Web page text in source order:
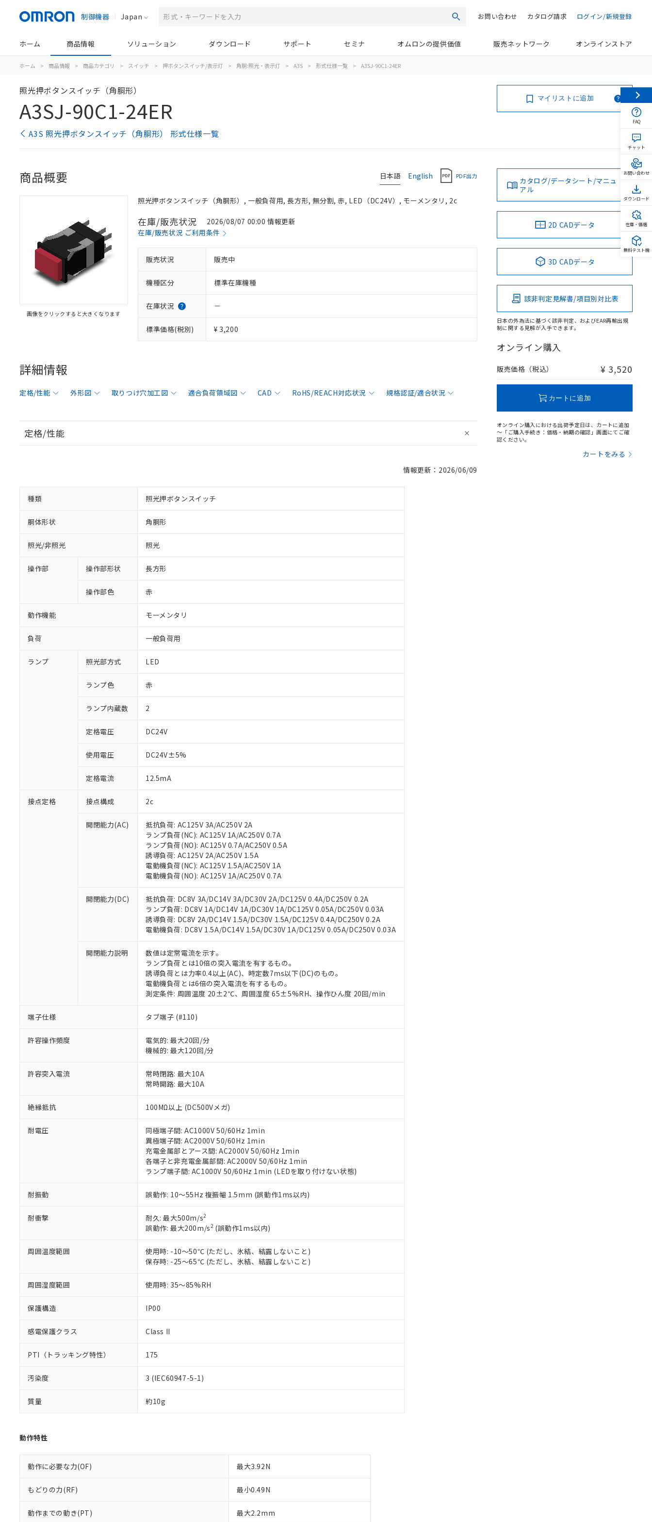
制御機器 Japan 検索 ログイン/新規登録
カタログ請求
お問い合わせ
ホーム 商品情報 ソリューション ダウンロード サポート セミナ オムロンの提供価値 販売ネットワーク オンラインストア
ホーム > 商品情報 > 商品カテゴリ > スイッチ > 押ボタンスイッチ/表示灯 > 角胴:照光・表示灯 > A3S > 形式仕様一覧 > A3SJ-90C1-24ER
照光押ボタンスイッチ（角胴形）
A3SJ-90C1-24ER
A3S 照光押ボタンスイッチ（角胴形） 形式仕様一覧
マイリストに追加
日本語 English PDF出力
商品概要
画像をクリックすると大きくなります
照光押ボタンスイッチ（角胴形）, 一般負荷用, 長方形, 無分割, 赤, LED（DC24V）, モーメンタリ, 2c
在庫/販売状況
2026/08/07 00:00 情報更新
在庫/販売状況 ご利用条件
販売状況 販売中
機種区分 標準在庫機種
在庫状況 －
標準価格(税別) ¥ 3,200
詳細情報
定格/性能 外形図 取りつけ穴加工図 適合負荷領域図 CAD RoHS/REACH対応状況 規格認証/適合状況
定格/性能
情報更新：2026/06/09
種類 照光押ボタンスイッチ
胴体形状 角胴形
照光/非照光 照光
操作部 操作部形状 長方形
操作部色 赤
動作機能 モーメンタリ
負荷 一般負荷用
ランプ 照光部方式 LED
ランプ色 赤
ランプ内蔵数 2
定格電圧 DC24V
使用電圧 DC24V±5%
定格電流 12.5mA
接点定格 接点構成 2c
開閉能力(AC)
抵抗負荷: AC125V 3A/AC250V 2A
ランプ負荷(NC): AC125V 1A/AC250V 0.7A
ランプ負荷(NO): AC125V 0.7A/AC250V 0.5A
誘導負荷: AC125V 2A/AC250V 1.5A
電動機負荷(NC): AC125V 1.5A/AC250V 1A
電動機負荷(NO): AC125V 1A/AC250V 0.7A
開閉能力(DC)
抵抗負荷: DC8V 3A/DC14V 3A/DC30V 2A/DC125V 0.4A/DC250V 0.2A
ランプ負荷: DC8V 1A/DC14V 1A/DC30V 1A/DC125V 0.05A/DC250V 0.03A
誘導負荷: DC8V 2A/DC14V 1.5A/DC30V 1.5A/DC125V 0.4A/DC250V 0.2A
電動機負荷: DC8V 1.5A/DC14V 1.5A/DC30V 1A/DC125V 0.05A/DC250V 0.03A
開閉能力説明
数値は定常電流を示す。
ランプ負荷とは10倍の突入電流を有するもの。
誘導負荷とは力率0.4以上(AC)、時定数7ms以下(DC)のもの。
電動機負荷とは6倍の突入電流を有するもの。
測定条件: 周囲温度 20±2℃、周囲湿度 65±5%RH、操作ひん度 20回/min
端子仕様 タブ端子 (#110)
許容操作頻度
電気的: 最大20回/分
機械的: 最大120回/分
許容突入電流
常時閉路: 最大10A
常時開路: 最大10A
絶縁抵抗 100MΩ以上 (DC500Vメガ)
耐電圧
同極端子間: AC1000V 50/60Hz 1min
異極端子間: AC2000V 50/60Hz 1min
充電金属部とアース間: AC2000V 50/60Hz 1min
各端子と非充電金属部間: AC2000V 50/60Hz 1min
ランプ端子間: AC1000V 50/60Hz 1min (LEDを取り付けない状態)
耐振動 誤動作: 10～55Hz 複振幅 1.5mm (誤動作1ms以内)
耐衝撃 耐久: 最大500m/s2
誤動作: 最大200m/s2(誤動作1ms以内)
周囲温度範囲
使用時: -10～50℃ (ただし、氷結、結露しないこと)
保存時: -25～65℃ (ただし、氷結、結露しないこと)
周囲湿度範囲 使用時: 35～85%RH
保護構造 IP00
感電保護クラス Class II
PTI（トラッキング特性） 175
汚染度 3 (IEC60947-5-1)
質量 約10g
動作特性
動作に必要な力(OF) 最大3.92N
もどりの力(RF) 最小0.49N
動作までの動き(PT) 最大2.2mm
カタログ/データシート/マニュ
アル
2D CADデータ
3D CADデータ
該非判定見解書/項目別対比表
日本の外為法に基づく該非判定、およびEAR再輸出規
制に関する見解が入手できます。
オンライン購入
販売価格（税込） ¥ 3,520
カートに追加
オンライン購入における出荷予定日は、カートに追加
～「ご購入手続き：価格・納期の確認」画面にてご確
認ください。
カートをみる
ご利用条件
以下の条件をお読みいただき、同意のうえご利用ください。
本サービスは、当社制御機器事業取扱商品の当社在庫状況および標準価格(税抜)を提供させていただ
当社制御機器事業取扱商品の中には、本サービスの対象外となる商品もあることをご了承ください。
在庫状況および標準価格照会結果は、記載している更新日時点での社内データに基づき作成されるも
のであり、閲覧された時点での実際の在庫および標準価格とは異なる場合があることをご了承くださ
い。
正式な納期状況および標準価格はお客様のお取引先、またはお客様担当のオムロン制御機器販売店・
当社販売員にご相談ください。
オムロン制御機器販売店や当社販売拠点は「
す。
マイパーツ機能（部品リスト作成サービス）をご利用いただくには、I-Webメンバーズにご登録され
ている必要があります。
お客様が当ウェブサイト上で当社にご登録された部品リストについて、当社および当社の共同利用者
が、当社の製品・サービスに関するお客様との取引・商談に必要な範囲で利用することをご了承くだ
さい。
※当社の共同利用者とは、 "個人情報の共同利用に関して"
いる法人を指します。
※1 対応状況
対応済み：EU RoHS指令（10物質）の非含有に対応した製品が提供可能な商品です。
対応予定：EU RoHS指令（10物質）の非含有に対応した製品に切り替える予定のある商品です。
対応予定なし：EU RoHS指令（10物質）の非含有に非対応の商品で、対応品を出す予定はありません。
調査・確認中：EU RoHS指令（10物質）の非含有の対応状況を調査中または確認中の商品です。
非該当品：ライセンス料など無形物で、有害物質有無と関係のない商品です。
仕入先様の事情により、非含有部品としていたものが、含有品と判明した場合などやむを得ず変更すること
があります。
鉛(Pb) 1000ppm以下、 水銀(Hg) 1000ppm以下、 カドミウム(Cd) 100ppm以下、
六価クロム(Cr(Ⅵ)) 1000ppm以下、ポリ臭化ビフェニル類(PBB) 1000ppm以下、ポリ臭化ジフェニルエーテル類(PBDE) 1000ppm以下、
フタル酸ビス(2-エチルヘキシル) (DEHP)(別名：DOP) 1000ppm以下、フタル酸ブチルベンジル（BBP） 1000ppm以下、フタル酸ジブチ
ル（DBP） 1000ppm以下、フタル酸ジイソブチル (DIBP) 1000ppm以下
但し、RoHS指令で産業用監視および制御機器に対する適用除外項目は除く。
フタル酸エステル類の４物質については閾値を超える意図的な使用がないことを確認しています。
※2 対応予定月
※3 非含有証明書ダウンロード
下記の非含有証明書をダウンロードすることができます。
EU RoHS指令（10物質）の非含有証明書
51物質の非含有証明書（当社基準）
※本証明書は発行日時点で非含有を証明するもので、過去に遡って非含有を証明するものではありません。
また、RoHS指令のフタル酸エステル類４物質の対応では、対応完了までの期間は出荷製品に未対応品が
混在することから備考欄に対応日を記載しておりました。
既に当社にて対応品への在庫切替を完了していることから、特段のことがない限り、2022年1月12日よ
り割愛しております。
※1 中国RoHS○×表
「○」：最大均質材料含有率が中国RoHSの基準値以下であることを示します。
「×」：最大均質材料含有率が中国RoHSの基準値を超えていることを示します。
「－」：未確認です。当社販売部門へお問い合わせください。
*中国RoHS10物質の基準値 (GB/T26572)：
Cr(Ⅵ)(六価クロム) : 1000ppm、 PBBs(ポリ臭化ビフェニル類) : 1000ppm、 PBDEs(ポリ臭化ジフェニルエーテル類) : 1000ppm、
DBP(フタル酸ジブチル) : 1000ppm、 DIBP(フタル酸ジイソブチル) : 1000ppm、 BBP(フタル酸ブチルベンジル) : 1000ppm、
DEHP(フタル酸ビス(2-エチルヘキシル)) : 1000ppm
※2 環境保護使用期限
「ｅ」：有害物質（10物質）のすべてが基準値以下であることを示します。
味します。
「－」：未確認です。当社販売部門へお問い合わせください。
当社は、これら貴社製品のうち、外国為替および外国貿易法に定める商品（以下｢規制貨物等」とい
などの必要な手続きをとります。
当社は規制貨物を破棄する場合は、完全に破砕するなど、違法に輸出されないよう必要な手段を講じ
ます。
当社は貴社製品を、核兵器、ミサイル、化学兵器、生物兵器またはその他武器並びにこれらの製造装
置等に一切使用いたしません。
当社は、貴社製品を第三者に販売する場合は、上記1、2および3の内容を当該第三者に通知します。
また当社は、販売先および販売に係わる関係者が違法に輸出するおそれがある場合は、取り引きをい
合意する
記
説明
○ 一定数以上の在庫あり
△ 一定数には満たないが在庫あり
－
在庫なし(最新の在庫状況については、お客様のお取引先、またはお客様担当のオムロン制御
機器販売店・当社販売員にご確認ください)
空
白
受注生産機種、また在庫状況の情報を公開していない機種
FAQ
チャット
お問い合わせ
ダウンロード
在庫・価格
無料テスト機